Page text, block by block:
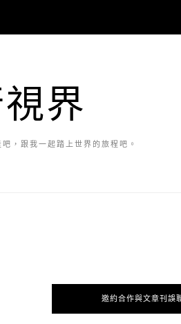
界
，跟我一起踏上世界的旅程吧。
邀約合作與文章刊誤